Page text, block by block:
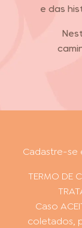
FOOD SERVICE
e das
Cadastre-
TERMO DE
Caso
coletados,